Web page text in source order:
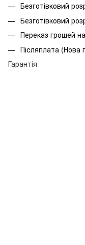
Безготівковий
Безготівковий
Переказ грошей
Післяплата (Нова
Гарантія